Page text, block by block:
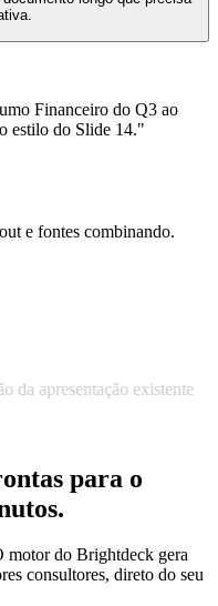
Financeiro do Q3 ao
estilo do Slide 14."
e fontes combinando.
da apresentação existente
para o
motor do Brightdeck gera
consultores, direto do seu